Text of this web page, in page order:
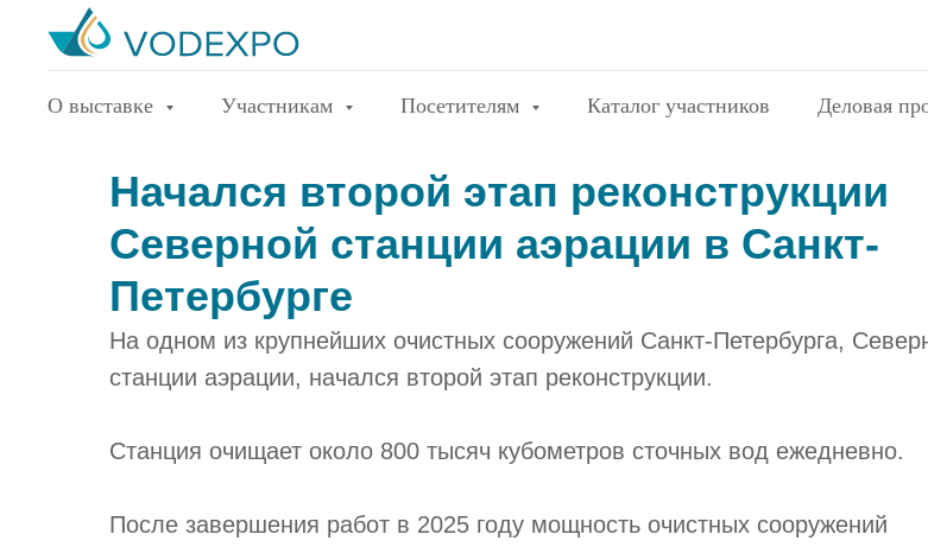
О выставке Участникам Посетителям Каталог участников Деловая
Начался второй этап реконструкции
Северной станции аэрации в Санкт-
Петербурге
На одном из крупнейших очистных сооружений Санкт-Петербурга,
станции аэрации, начался второй этап реконструкции.
Станция очищает около 800 тысяч кубометров сточных вод ежедневно.
После завершения работ в 2025 году мощность очистных сооружений